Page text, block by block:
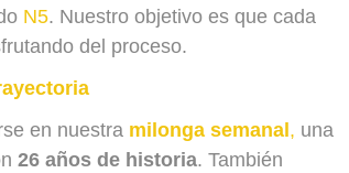
N5. Nuestro objetivo es que cada
del proceso.
en nuestra milonga semanal , una
26 años de historia. También